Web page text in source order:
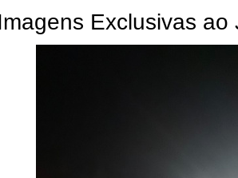
Exclusivas ao